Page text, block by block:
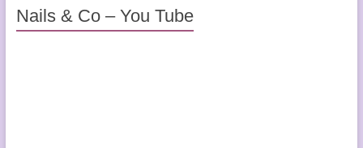
Nails & Co – You Tube